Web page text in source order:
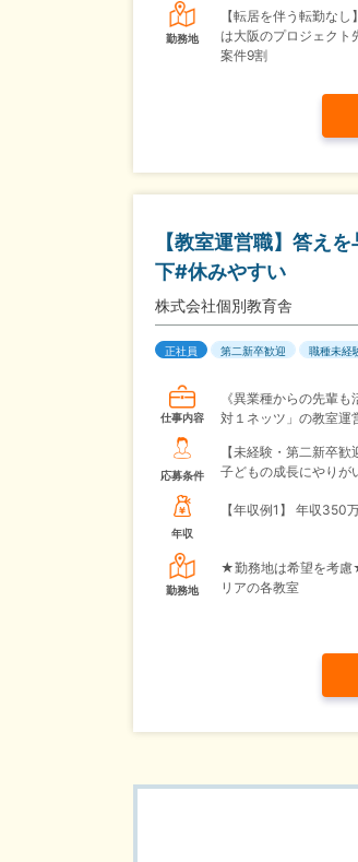
勤務地
【転居を伴う転勤な
は大阪のプロジェク
案件9割
【教室運営職】答え
下#休みやすい
株式会社個別教育舎
正社員 第二新卒歓迎 職種未経
仕事内容
《異業種からの先輩
対１ネッツ」の教室運
応募条件
【未経験・第二新卒
子どもの成長にやりが
年収
【年収例1】 年収350
勤務地
★勤務地は希望を考慮
リアの各教室